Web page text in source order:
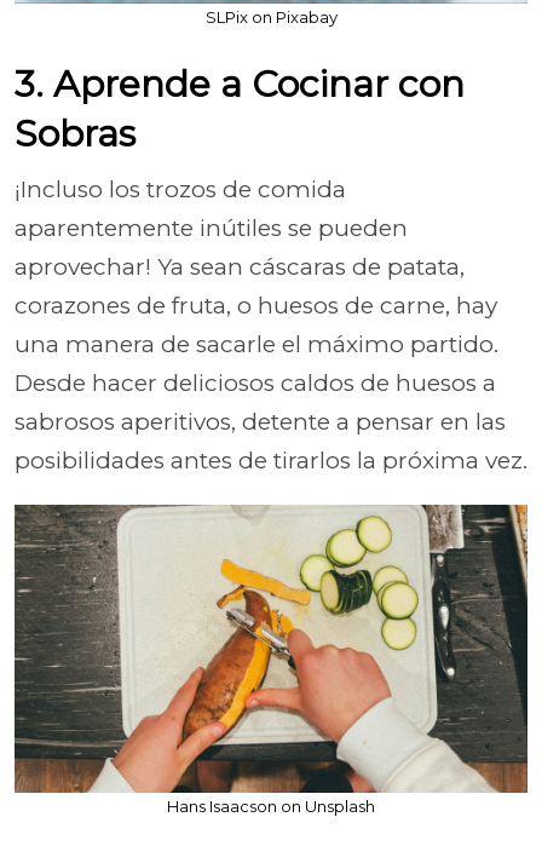
SLPix on Pixabay
3. Aprende a Cocinar con
Sobras
¡Incluso los trozos de comida
aparentemente inútiles se pueden
aprovechar! Ya sean cáscaras de patata,
corazones de fruta, o huesos de carne, hay
una manera de sacarle el máximo partido.
Desde hacer deliciosos caldos de huesos a
sabrosos aperitivos, detente a pensar en las
posibilidades antes de tirarlos la próxima vez.
Hans Isaacson on Unsplash